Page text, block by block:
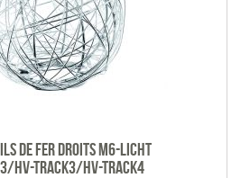
de fer droits M6-Licht
HV-Track3/HV-track4